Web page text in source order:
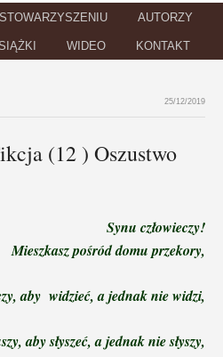
AUTORZY
WIDEO KONTAKT
25/12/2019
(12 ) Oszustwo
Synu człowieczy!
Mieszkasz pośród domu przekory,
aby widzieć,a jednak nie widzi,
aby słyszeć,a jednak nie słyszy,